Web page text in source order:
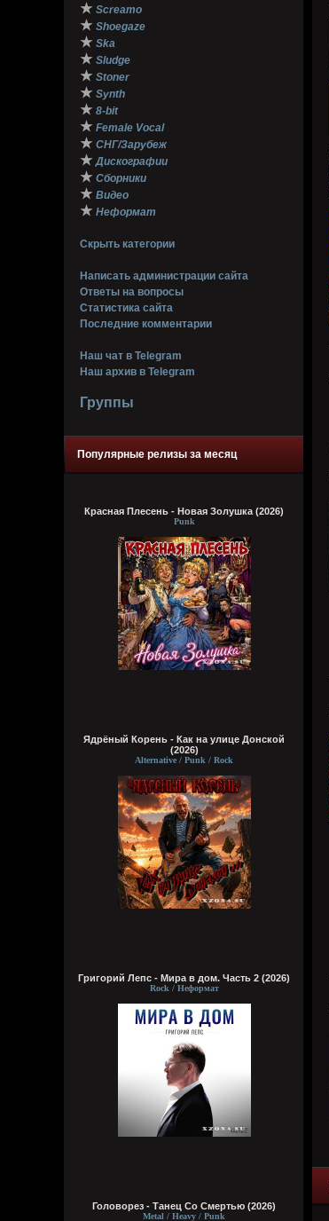
★ Screamo
★ Shoegaze
★ Ska
★ Sludge
★ Stoner
★ Synth
★ 8-bit
★ Female Vocal
★ СНГ/Зарубеж
★ Дискографии
★ Сборники
★ Видео
★ Неформат
Скрыть категории
Написать администрации сайта
Ответы на вопросы
Статистика сайта
Последние комментарии
Наш чат в Telegram
Наш архив в Telegram
Группы
Популярные релизы за месяц
Красная Плесень - Новая Золушка (2026)
Punk
Ядрёный Корень - Как на улице Донской
(2026)
Alternative / Punk / Rock
Григорий Лепс - Мира в дом. Часть 2 (2026)
Rock / Неформат
Головорез - Tанец Со Смертью (2026)
Metal / Heavy / Punk